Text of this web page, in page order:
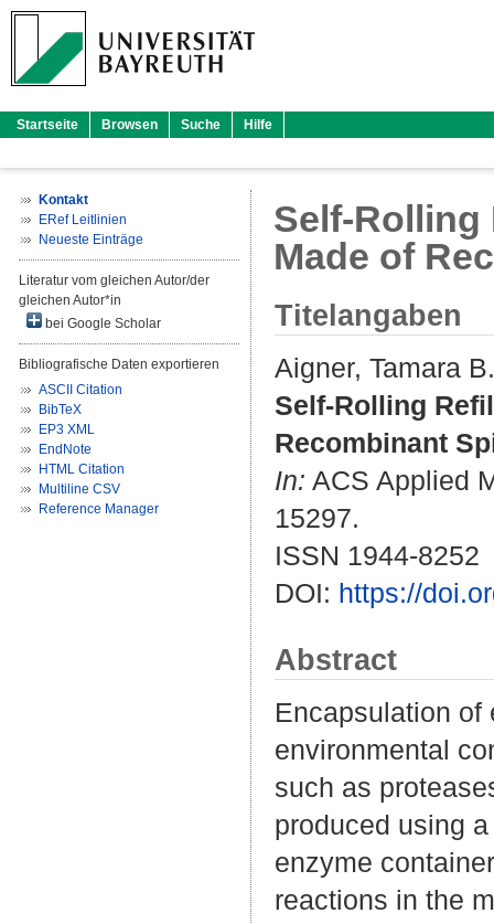
Startseite Browsen Suche Hilfe
Kontakt
ERef Leitlinien
Neueste Einträge
Literatur vom gleichen Autor/der
gleichen Autor*in
bei Google Scholar
Bibliografische Daten exportieren
ASCII Citation
BibTeX
EP3 XML
EndNote
HTML Citation
Multiline CSV
Reference Manager
Self-Rolling
Made of
Titelangaben
Aigner, Tamara B.
Self-Rolling
Recombinant
In: ACS Applied
15297.
ISSN 1944-8252
DOI: https://
Abstract
Encapsulation of
environmental
such as
produced using
enzyme
reactions in the